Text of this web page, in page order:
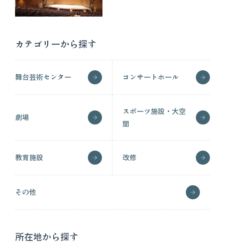
カテゴリーから探す
舞台芸術センター コンサートホール
劇場
スポーツ施設・大空
間
教育施設 改修
その他
所在地から探す